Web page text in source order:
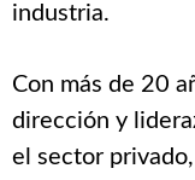
industria.
Con más de 20
dirección y
el sector